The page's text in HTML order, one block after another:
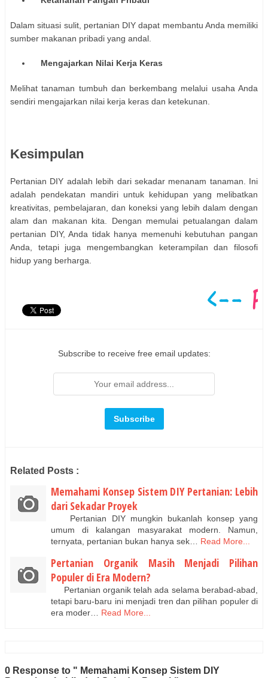
Dalam situasi sulit, pertanian DIY dapat membantu Anda memiliki
sumber makanan pribadi yang andal.
Mengajarkan Nilai Kerja Keras
Melihat tanaman tumbuh dan berkembang melalui usaha Anda
sendiri mengajarkan nilai kerja keras dan ketekunan.
Kesimpulan
Pertanian DIY adalah lebih dari sekadar menanam tanaman. Ini
adalah pendekatan mandiri untuk kehidupan yang melibatkan
kreativitas, pembelajaran, dan koneksi yang lebih dalam dengan
alam dan makanan kita. Dengan memulai petualangan dalam
pertanian DIY, Anda tidak hanya memenuhi kebutuhan pangan
Anda, tetapi juga mengembangkan keterampilan dan filosofi
hidup yang berharga.
Subscribe to receive free email updates:
Related Posts :
Memahami Konsep Sistem DIY Pertanian: Lebih
dari Sekadar Proyek
Pertanian DIY mungkin bukanlah konsep yang
umum di kalangan masyarakat modern. Namun,
ternyata, pertanian bukan hanya sek…
Read More...
Pertanian Organik Masih Menjadi Pilihan
Populer di Era Modern?
Pertanian organik telah ada selama berabad-abad,
tetapi baru-baru ini menjadi tren dan pilihan populer di
era moder…
Read More...
0 Response to " Memahami Konsep Sistem DIY